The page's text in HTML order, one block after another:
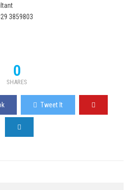
3859803
0
SHARES
Tweet It